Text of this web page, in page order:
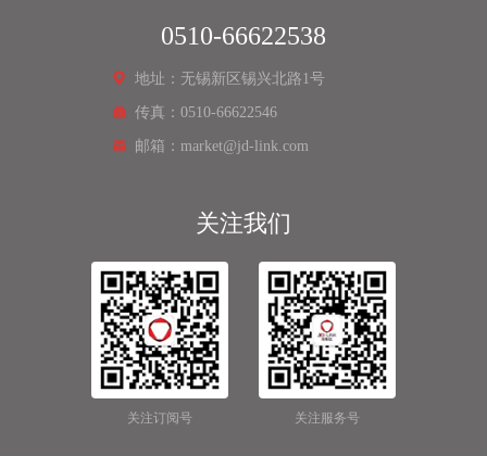
0510-66622538
地址：无锡新区锡兴北路1号
传真：0510-66622546
邮箱：market@jd-link.com
关注我们
关注订阅号 关注服务号